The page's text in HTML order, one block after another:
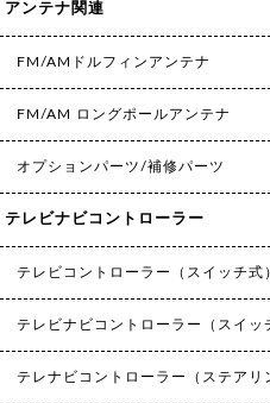
アンテナ関連
FM/AMドルフィンアンテナ
FM/AM ロングポールアンテナ
オプションパーツ/補修パーツ
テレビナビコントローラー
テレビコントローラー（スイッチ式
テレビナビコントローラー（スイッ
テレナビコントローラー（ステアリ